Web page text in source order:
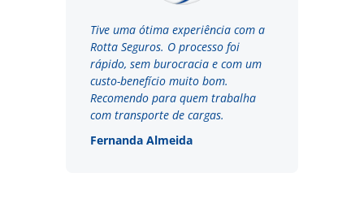
Tive uma ótima experiência com a
Rotta Seguros. O processo foi
rápido, sem burocracia e com um
custo-benefício muito bom.
Recomendo para quem trabalha
com transporte de cargas.
Fernanda Almeida